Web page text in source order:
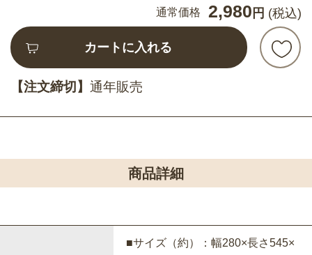
通常価格
2,980 円 (税込)
カートに入れる
【注文締切】 通年販売
商品詳細
■サイズ（約）：幅280×長さ545×